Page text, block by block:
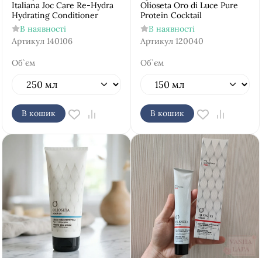
Italiana Joc Care Re-Hydra
Hydrating Conditioner
В наявності
Артикул 140106
Об`єм
В кошик
Olioseta Oro di Luce Pure
Protein Cocktail
В наявності
Артикул 120040
Об`єм
В кошик